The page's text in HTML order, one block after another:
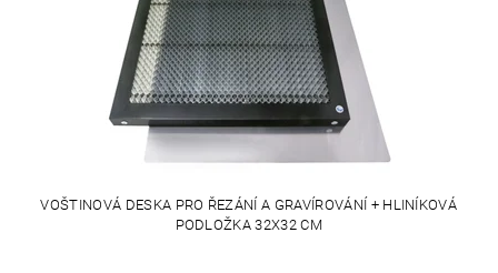
VOŠTINOVÁ DESKA PRO ŘEZÁNÍ A GRAVÍROVÁNÍ + HLINÍKOVÁ
PODLOŽKA 32X32 CM